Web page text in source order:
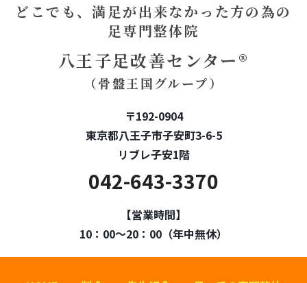
どこでも、満足が出来なかった方の為の
足専門整体院
八王子足改善センター®
（骨盤王国グループ）
〒192-0904
東京都八王子市子安町3-6-5
リブレ子安1階
042-643-3370
【営業時間】
10：00～20：00（年中無休）